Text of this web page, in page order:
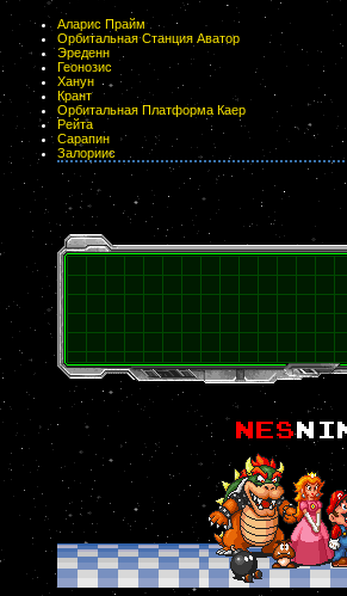
Аларис Прайм
Орбитальная Станция Аватор
Эреденн
Геонозис
Ханун
Крант
Орбитальная Платформа Каер
Рейта
Сарапин
Залориис